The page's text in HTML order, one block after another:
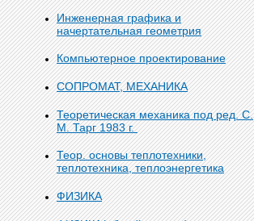
Инженерная графика и
начертательная геометрия
Компьютерное проектирование
СОПРОМАТ, МЕХАНИКА
Теоретическая механика под ред. С.
М. Тарг 1983 г.
Теор. основы теплотехники,
теплотехника, теплоэнергетика
ФИЗИКА